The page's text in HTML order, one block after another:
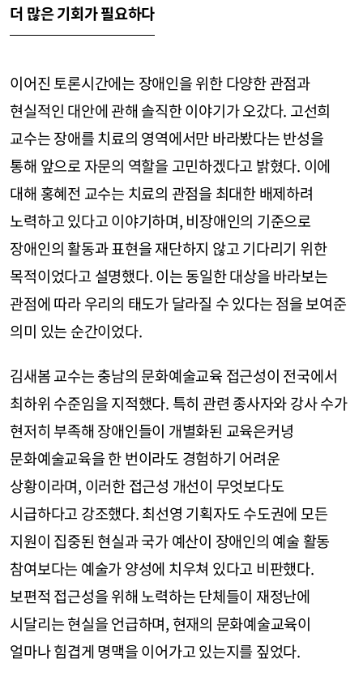
더 많은 기회가 필요하다
이어진 토론시간에는 장애인을 위한 다양한 관점과
현실적인 대안에 관해 솔직한 이야기가 오갔다. 고선희
교수는 장애를 치료의 영역에서만 바라봤다는 반성을
통해 앞으로 자문의 역할을 고민하겠다고 밝혔다. 이에
대해 홍혜전 교수는 치료의 관점을 최대한 배제하려
노력하고 있다고 이야기하며, 비장애인의 기준으로
장애인의 활동과 표현을 재단하지 않고 기다리기 위한
목적이었다고 설명했다. 이는 동일한 대상을 바라보는
관점에 따라 우리의 태도가 달라질 수 있다는 점을 보여준
의미 있는 순간이었다.
김새봄 교수는 충남의 문화예술교육 접근성이 전국에서
최하위 수준임을 지적했다. 특히 관련 종사자와 강사 수가
현저히 부족해 장애인들이 개별화된 교육은커녕
문화예술교육을 한 번이라도 경험하기 어려운
상황이라며, 이러한 접근성 개선이 무엇보다도
시급하다고 강조했다. 최선영 기획자도 수도권에 모든
지원이 집중된 현실과 국가 예산이 장애인의 예술 활동
참여보다는 예술가 양성에 치우쳐 있다고 비판했다.
보편적 접근성을 위해 노력하는 단체들이 재정난에
시달리는 현실을 언급하며, 현재의 문화예술교육이
얼마나 힘겹게 명맥을 이어가고 있는지를 짚었다.